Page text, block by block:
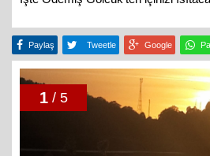
Paylaş Tweetle Google
1 / 5